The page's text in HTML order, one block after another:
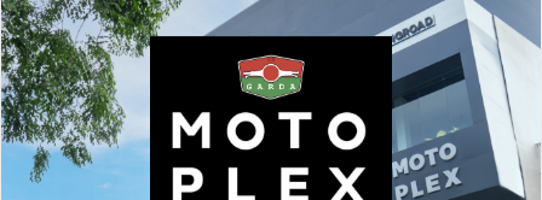
Skip
to
content